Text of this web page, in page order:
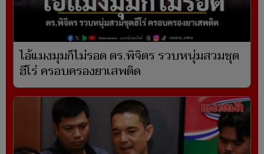
ไอ้แมงมุมก็ไม่รอด ตร.พิจิตร รวบหนุ่มสวมชุด
ฮีโร่ ครอบครองยาเสพติด